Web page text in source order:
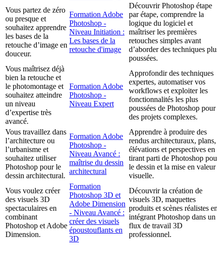
Vous partez de zéro
ou presque et
souhaitez apprendre
les bases de la
retouche d’image en
douceur.
Formation Adobe
Photoshop -
Niveau Initiation :
Les bases de la
retouche d'image
Découvrir Photoshop étape
par étape, comprendre la
logique du logiciel et
maîtriser les premières
retouches simples avant
d’aborder des techniques
poussées.
Vous maîtrisez déjà
bien la retouche et
le photomontage et
souhaitez atteindre
un niveau
d’expertise très
avancé.
Formation Adobe
Photoshop -
Niveau Expert
Approfondir des techniques
expertes, automatiser vos
workflows et exploiter les
fonctionnalités les plus
poussées de Photoshop pour
des projets complexes.
Vous travaillez dans
l’architecture ou
l’urbanisme et
souhaitez utiliser
Photoshop pour le
dessin architectural.
Formation Adobe
Photoshop -
Niveau Avancé :
maîtrise du dessin
architectural
Apprendre à produire des
rendus architecturaux, plans,
élévations et perspectives en
tirant parti de Photoshop
le dessin et la mise en valeur
visuelle.
Vous voulez créer
des visuels 3D
spectaculaires en
combinant
Photoshop et Adobe
Dimension.
Formation
Photoshop 3D et
Adobe Dimension
- Niveau Avancé :
créer des visuels
époustouflants en
3D
Découvrir la création de
visuels 3D, maquettes
produits et scènes réalistes
intégrant Photoshop dans un
flux de travail 3D
professionnel.